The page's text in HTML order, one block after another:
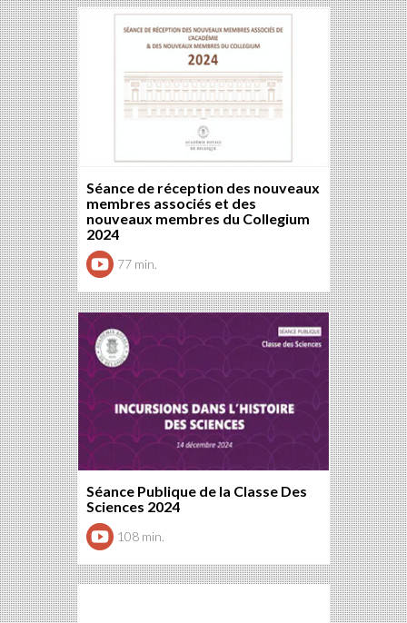
Séance de réception des nouveaux
membres associés et des
nouveaux membres du Collegium
2024
77 min.
Séance Publique de la Classe Des
Sciences 2024
108 min.